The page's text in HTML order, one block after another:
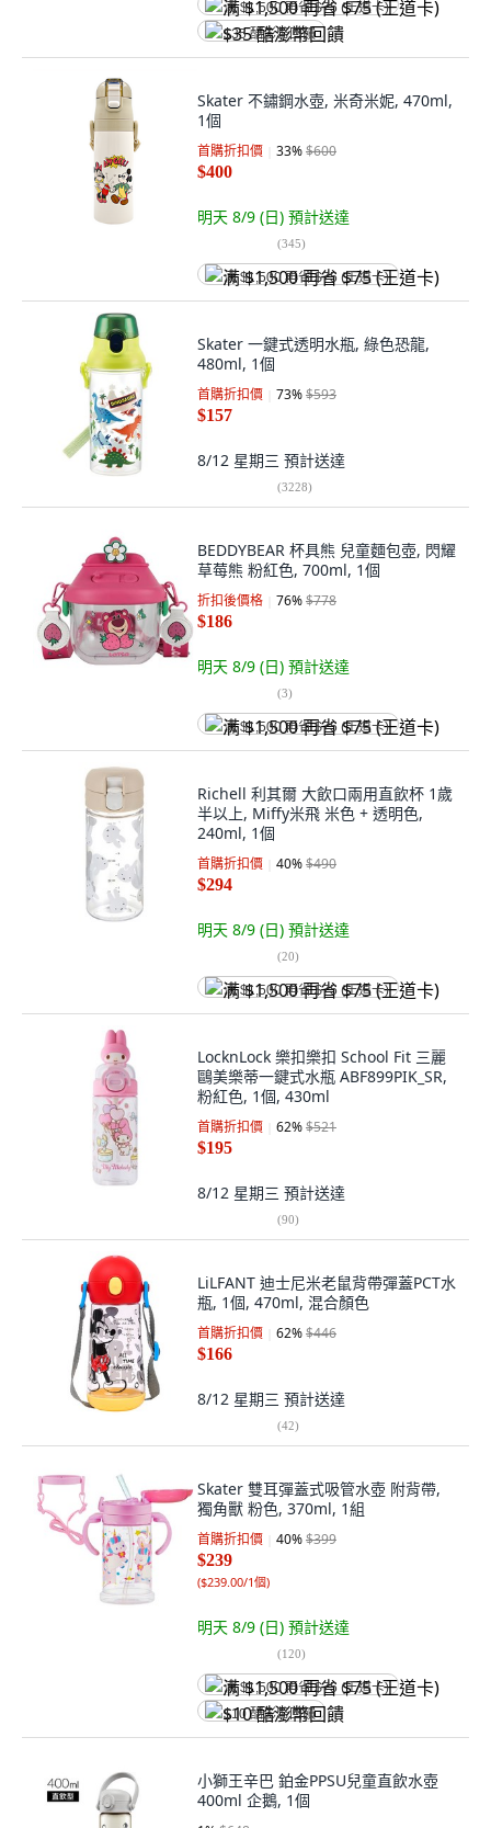
满 $1,500 再省 $75 (王道卡)
$35 酷澎幣回饋
Skater 不鏽鋼水壺, 米奇米妮, 470ml,
1個
首購折扣價 33%$600
$400
明天 8/9 (日) 預計送達
(345)
满 $1,500 再省 $75 (王道卡)
Skater 一鍵式透明水瓶, 綠色恐龍,
480ml, 1個
首購折扣價 73%$593
$157
8/12 星期三 預計送達
(3228)
BEDDYBEAR 杯具熊 兒童麵包壺, 閃耀
草莓熊 粉紅色, 700ml, 1個
折扣後價格 76%$778
$186
明天 8/9 (日) 預計送達
(3)
满 $1,500 再省 $75 (王道卡)
Richell 利其爾 大飲口兩用直飲杯 1歲
半以上, Miffy米飛 米色 + 透明色,
240ml, 1個
首購折扣價 40%$490
$294
明天 8/9 (日) 預計送達
(20)
满 $1,500 再省 $75 (王道卡)
LocknLock 樂扣樂扣 School Fit 三麗
鷗美樂蒂一鍵式水瓶 ABF899PIK_SR,
粉紅色, 1個, 430ml
首購折扣價 62%$521
$195
8/12 星期三 預計送達
(90)
LiLFANT 迪士尼米老鼠背帶彈蓋PCT水
瓶, 1個, 470ml, 混合顏色
首購折扣價 62%$446
$166
8/12 星期三 預計送達
(42)
Skater 雙耳彈蓋式吸管水壺 附背帶,
獨角獸 粉色, 370ml, 1組
首購折扣價 40%$399
$239
($239.00/1個)
明天 8/9 (日) 預計送達
(120)
满 $1,500 再省 $75 (王道卡)
$10 酷澎幣回饋
小獅王辛巴 鉑金PPSU兒童直飲水壺
400ml 企鵝, 1個